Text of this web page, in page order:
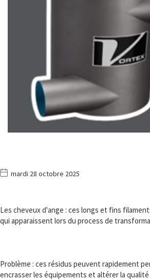
mardi 28 octobre 2025
Les cheveux d'ange : ces longs et fins
qui apparaissent lors du process de
Problème : ces résidus peuvent rapidement
encrasser les équipements et altérer la